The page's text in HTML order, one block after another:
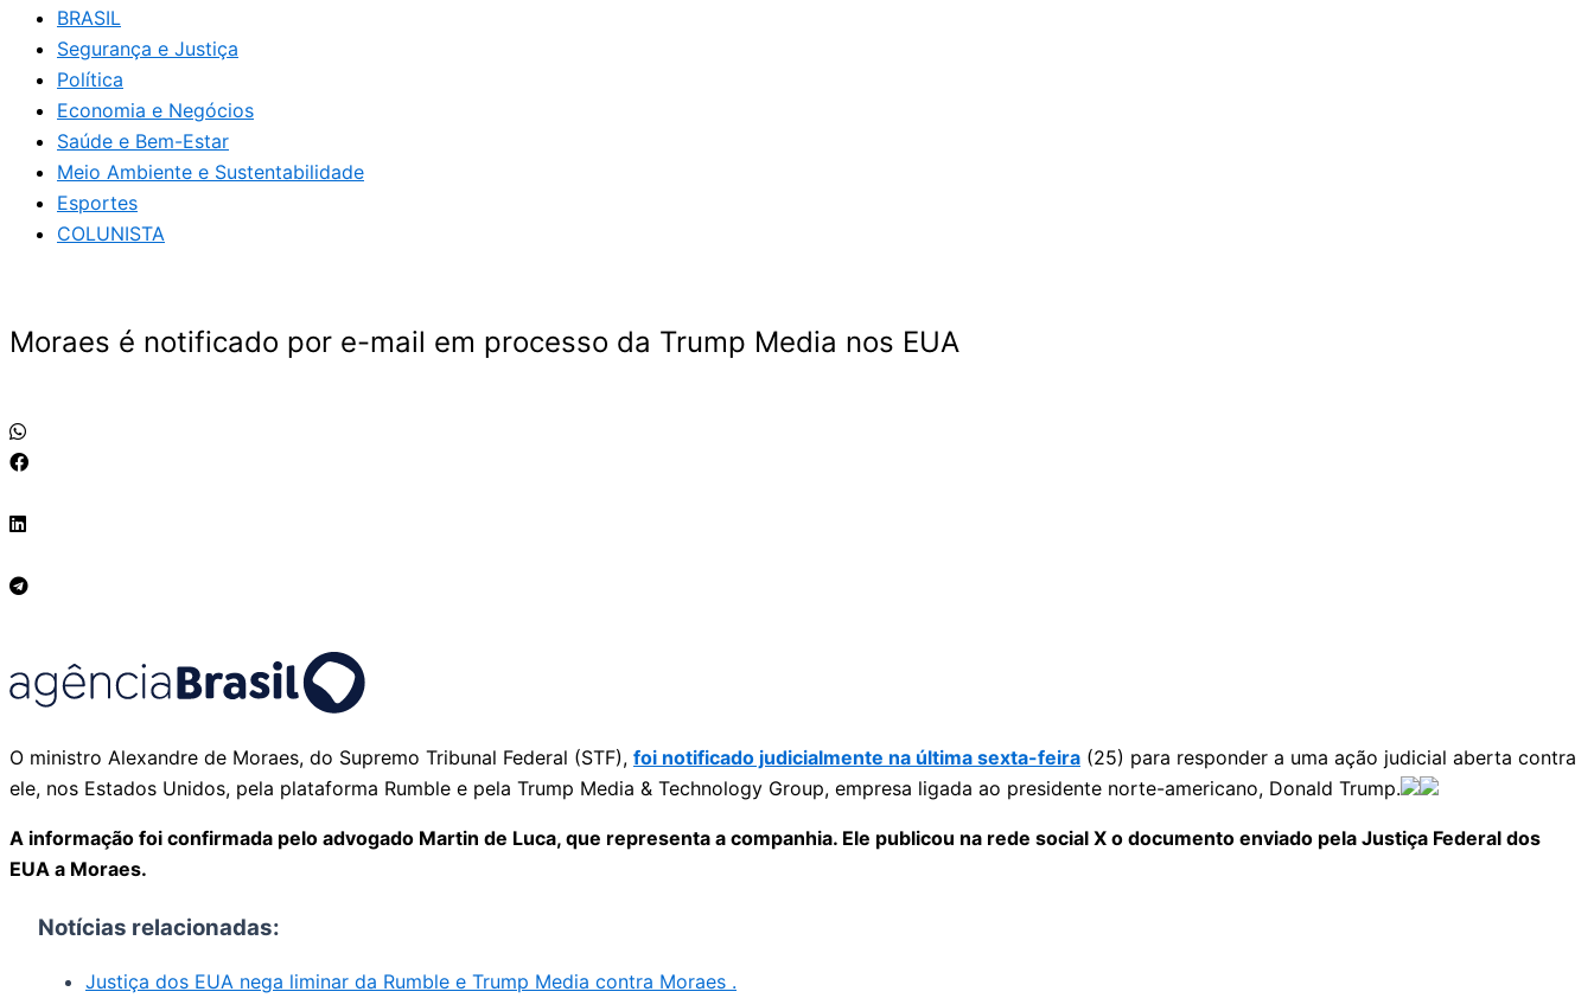
BRASIL
Segurança e Justiça
Política
Economia e Negócios
Saúde e Bem-Estar
Meio Ambiente e Sustentabilidade
Esportes
COLUNISTA
Moraes é notificado por e-mail em processo da Trump Media nos EUA
O ministro Alexandre de Moraes, do Supremo Tribunal Federal (STF), foi notificado judicialmente na última sexta-feira (25) para responder a uma ação judicial aberta contra
ele, nos Estados Unidos, pela plataforma Rumble e pela Trump Media & Technology Group, empresa ligada ao presidente norte-americano, Donald Trump.
A informação foi confirmada pelo advogado Martin de Luca, que representa a companhia. Ele publicou na rede social X o documento enviado pela Justiça Federal dos
EUA a Moraes.
Notícias relacionadas:
Justiça dos EUA nega liminar da Rumble e Trump Media contra Moraes .